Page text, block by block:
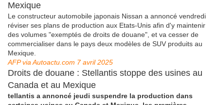
Mexique
Le constructeur automobile japonais Nissan a annoncé vendredi
réviser ses plans de production aux Etats-Unis afin d'y maintenir
des volumes "exemptés de droits de douane", et va cesser de
commercialiser dans le pays deux modèles de SUV produits au
Mexique.
AFP via Autoactu.com 7 avril 2025
Droits de douane : Stellantis stoppe des usines au
Canada et au Mexique
tellantis a annoncé jeudi suspendre la production dans